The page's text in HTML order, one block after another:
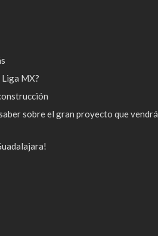
Liga MX?
sobre el gran proyecto que vendrá